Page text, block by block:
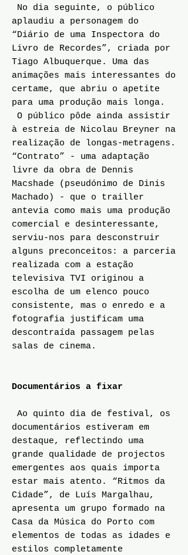
No dia seguinte, o público
aplaudiu a personagem do
“Diário de uma Inspectora do
Livro de Recordes”, criada por
Tiago Albuquerque. Uma das
animações mais interessantes do
certame, que abriu o apetite
para uma produção mais longa.
O público pôde ainda assistir
à estreia de Nicolau Breyner na
realização de longas-metragens.
“Contrato” - uma adaptação
livre da obra de Dennis
Macshade (pseudónimo de Dinis
Machado) - que o trailler
antevia como mais uma produção
comercial e desinteressante,
serviu-nos para desconstruir
alguns preconceitos: a parceria
realizada com a estação
televisiva TVI originou a
escolha de um elenco pouco
consistente, mas o enredo e a
fotografia justificam uma
descontraída passagem pelas
salas de cinema.
Documentários a fixar
Ao quinto dia de festival, os
documentários estiveram em
destaque, reflectindo uma
grande qualidade de projectos
emergentes aos quais importa
estar mais atento. “Ritmos da
Cidade”, de Luís Margalhau,
apresenta um grupo formado na
Casa da Música do Porto com
elementos de todas as idades e
estilos completamente